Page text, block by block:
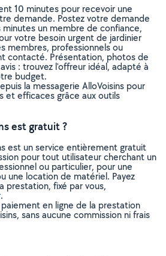
10 minutes pour recevoir une
demande. Postez votre demande
un membre de confiance,
votre besoin urgent de jardinier
membres, professionnels ou
contacté. Présentation, photos de
: trouvez l'offreur idéal, adapté à
budget.
la messagerie AlloVoisins pour
et efficaces grâce aux outils
est gratuit ?
est un service entièrement gratuit
pour tout utilisateur cherchant un
ou particulier, pour une
une location de matériel. Payez
prestation, fixé par vous,
en ligne de la prestation
sans aucune commission ni frais